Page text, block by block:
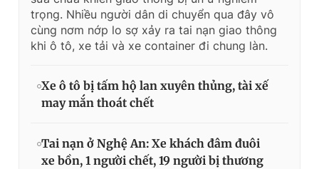
trọng. Nhiều người dân di chuyển qua đây vô
cùng nơm nớp lo sợ xảy ra tai nạn giao thông
khi ô tô, xe tải và xe container đi chung làn.
Xe ô tô bị tấm hộ lan xuyên thủng, tài xế
may mắn thoát chết
Tai nạn ở Nghệ An: Xe khách đâm đuôi
xe bồn, 1 người chết, 19 người bị thương